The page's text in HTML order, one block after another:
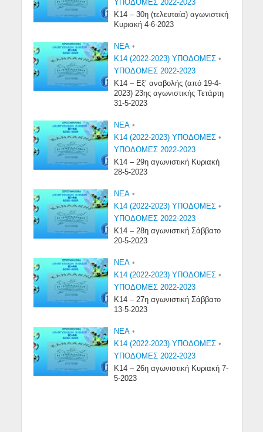
ΥΠΟΔΟΜΕΣ 2022-2023
Κ14 – 30η (τελευταία) αγωνιστική
Κυριακή 4-6-2023
NEA •
Κ14 (2022-2023) ΥΠΟΔΟΜΕΣ •
ΥΠΟΔΟΜΕΣ 2022-2023
Κ14 – Εξ’ αναβολής (από 19-4-
2023) 23ης αγωνιστικής Τετάρτη
31-5-2023
NEA •
Κ14 (2022-2023) ΥΠΟΔΟΜΕΣ •
ΥΠΟΔΟΜΕΣ 2022-2023
Κ14 – 29η αγωνιστική Κυριακή
28-5-2023
NEA •
Κ14 (2022-2023) ΥΠΟΔΟΜΕΣ •
ΥΠΟΔΟΜΕΣ 2022-2023
Κ14 – 28η αγωνιστική Σάββατο
20-5-2023
NEA •
Κ14 (2022-2023) ΥΠΟΔΟΜΕΣ •
ΥΠΟΔΟΜΕΣ 2022-2023
Κ14 – 27η αγωνιστική Σάββατο
13-5-2023
NEA •
Κ14 (2022-2023) ΥΠΟΔΟΜΕΣ •
ΥΠΟΔΟΜΕΣ 2022-2023
Κ14 – 26η αγωνιστική Κυριακή 7-
5-2023